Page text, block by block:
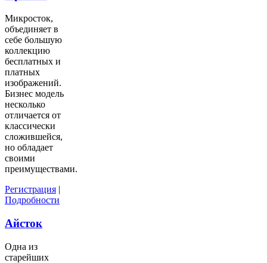
Микросток,
объединяет в
себе большую
коллекцию
бесплатных и
платных
изображений.
Бизнес модель
несколько
отличается от
классически
сложившейся,
но обладает
своими
преимуществами.
Регистрация |
Подробности
Айсток
Одна из
старейших